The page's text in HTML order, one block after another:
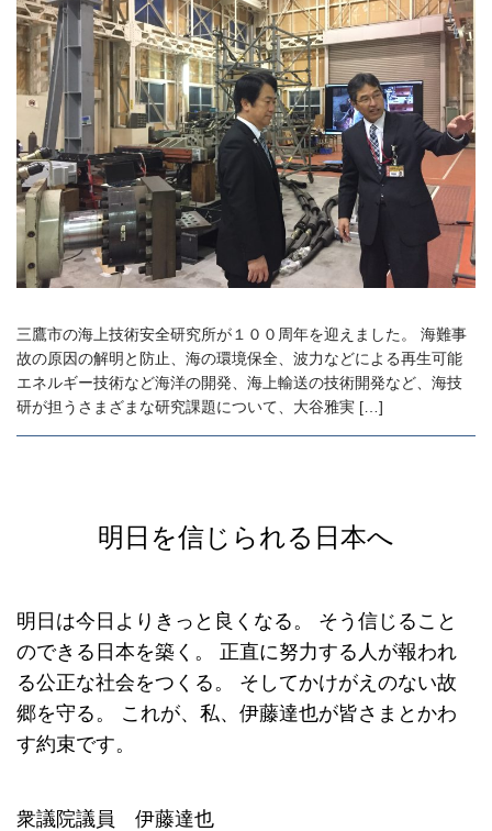
三鷹市の海上技術安全研究所が１００周年を迎えました。 海難事
故の原因の解明と防止、海の環境保全、波力などによる再生可能
エネルギー技術など海洋の開発、海上輸送の技術開発など、海技
研が担うさまざまな研究課題について、大谷雅実 […]
明日を信じられる日本へ
明日は今日よりきっと良くなる。
そう信じること
のできる日本を築く。
正直に努力する人が報われ
る公正な社会をつくる。
そしてかけがえのない故
郷を守る。
これが、私、伊藤達也が皆さまとかわ
す約束です。
衆議院議員 伊藤達也